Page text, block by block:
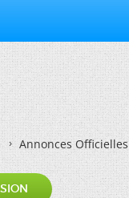
Annonces Officielles